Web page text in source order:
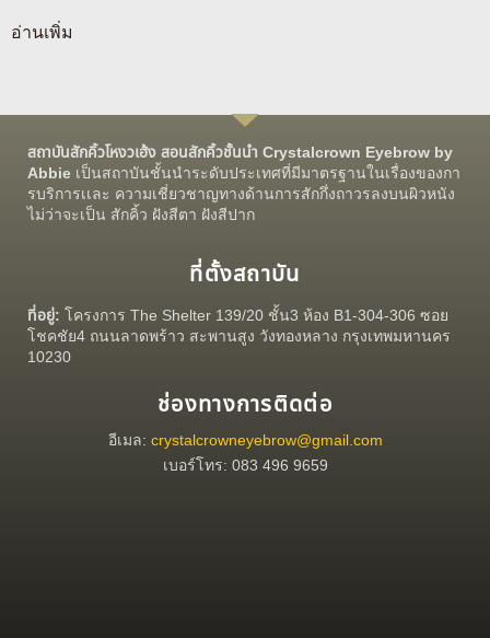
อ่านเพิ่ม
สถาบันสักคิ้วโหงวเฮ้ง สอนสักคิ้วชั้นนำ Crystalcrown Eyebrow by
Abbie เป็นสถาบันชั้นนำระดับประเทศที่มีมาตรฐานในเรื่องของกา
รบริการเเละ ความเชี่ยวชาญทางด้านการสักกึ่งถาวรลงบนผิวหนัง
ไม่ว่าจะเป็น สักคิ้ว ฝังสีตา ฝังสีปาก
ที่ตั้งสถาบัน
ที่อยู่: โครงการ The Shelter 139/20 ชั้น3 ห้อง B1-304-306 ซอย
โชคชัย4 ถนนลาดพร้าว สะพานสูง วังทองหลาง กรุงเทพมหานคร
10230
ช่องทางการติดต่อ
อีเมล: crystalcrowneyebrow@gmail.com
เบอร์โทร: 083 496 9659